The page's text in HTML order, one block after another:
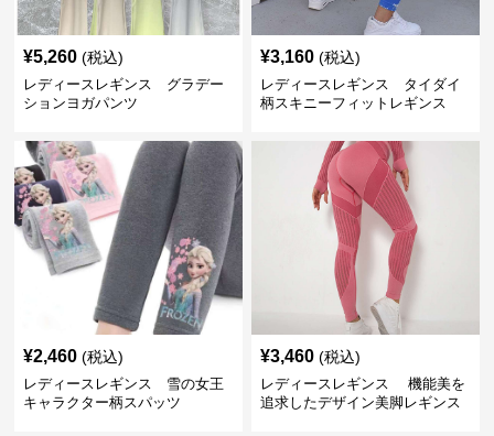
¥5,260 (税込)
レディースレギンス グラデー
ションヨガパンツ
¥3,160 (税込)
レディースレギンス タイダイ
柄スキニーフィットレギンス
¥2,460 (税込)
レディースレギンス 雪の女王
キャラクター柄スパッツ
¥3,460 (税込)
レディースレギンス 機能美を
追求したデザイン美脚レギンス